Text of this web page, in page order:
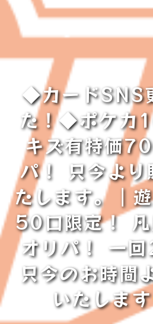
◆カードSNS
た！◆ポケカ
キズ有特価
パ！ 只今より
たします。｜
50口限定！
オリパ！ 一
只今のお時間
いたします